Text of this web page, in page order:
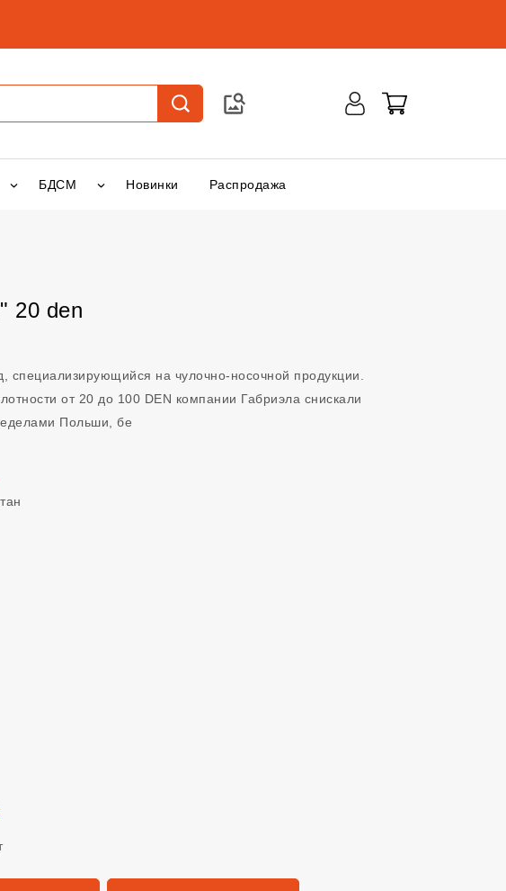
БДСМ Новинки Распродажа
20 den
специализирующийся на чулочно-носочной продукции.
от 20 до 100 DEN компании Габриэла снискали
Польши, бе
в Сплит